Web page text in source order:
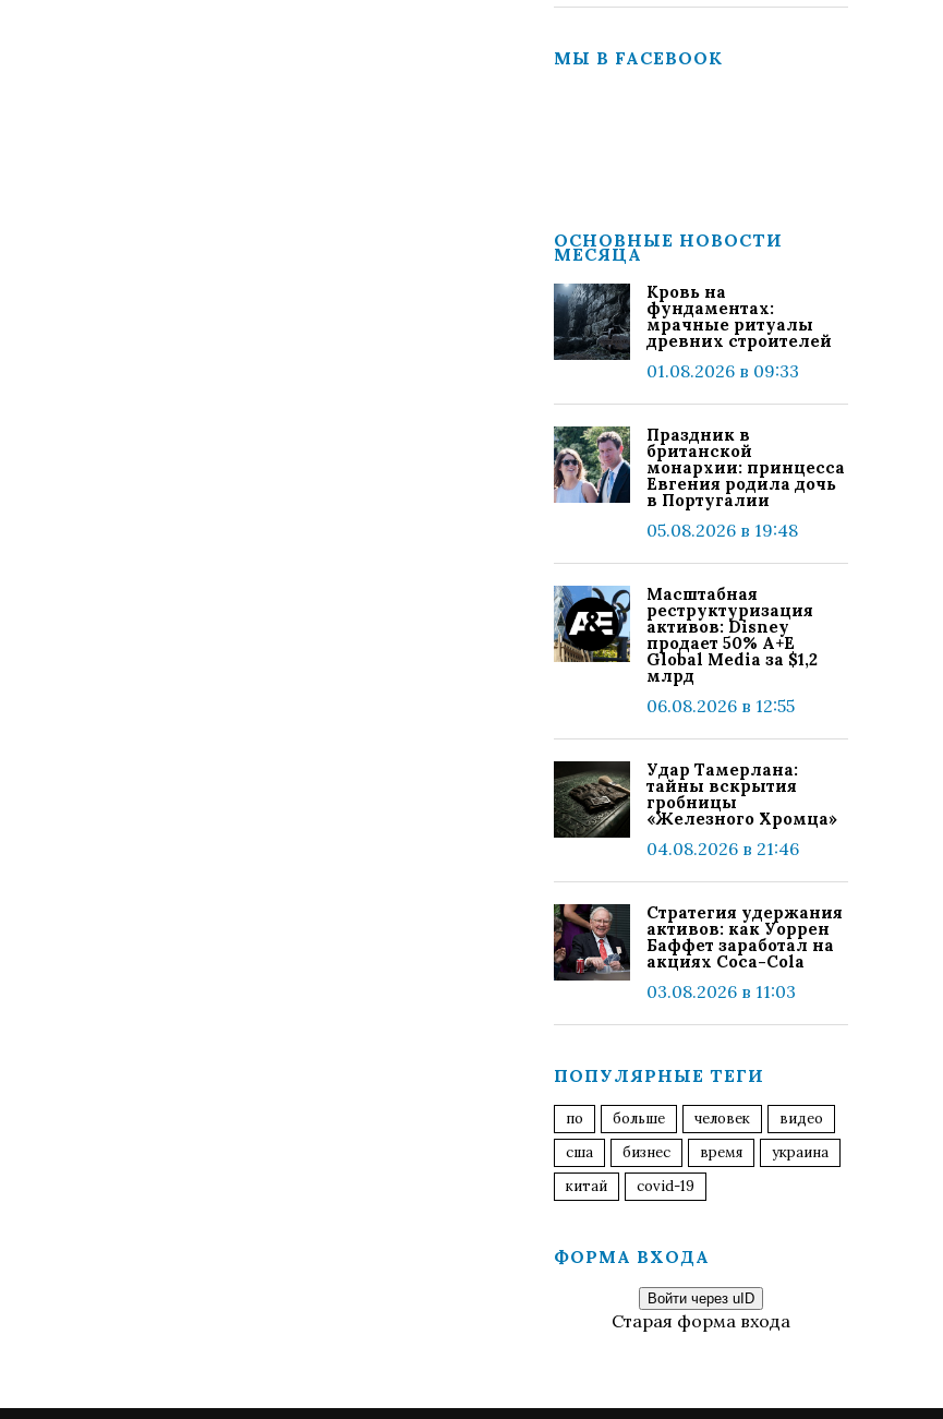
МЫ В FACEBOOK
ОСНОВНЫЕ НОВОСТИ
МЕСЯЦА
Кровь на
фундаментах:
мрачные ритуалы
древних строителей
01.08.2026 в 09:33
Праздник в
британской
монархии: принцесса
Евгения родила дочь
в Португалии
05.08.2026 в 19:48
Масштабная
реструктуризация
активов: Disney
продает 50% A+E
Global Media за $1,2
млрд
06.08.2026 в 12:55
Удар Тамерлана:
тайны вскрытия
гробницы
«Железного Хромца»
04.08.2026 в 21:46
Стратегия удержания
активов: как Уоррен
Баффет заработал на
акциях Coca-Cola
03.08.2026 в 11:03
ПОПУЛЯРНЫЕ ТЕГИ
по больше человек
видео
сша
бизнес время
украина
китай
covid-19
ФОРМА ВХОДА
Войти через uID
Старая форма входа